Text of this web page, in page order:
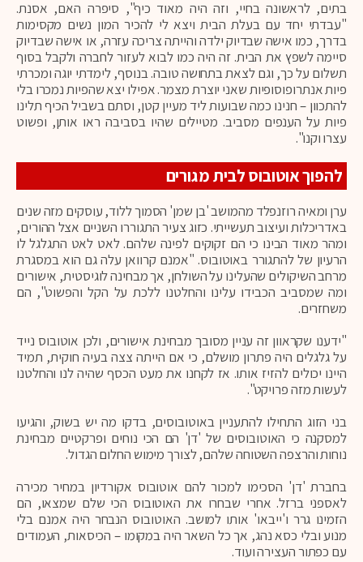
בתים, לראשונה בחיי, וזה היה מאוד כיף", סיפרה האם, אסנת.
"עבדתי יחד עם בעלת הבית ויצא לי להכיר המון נשים מקסימות
בדרך, כמו אישה שבדיוק ילדה והייתה צריכה עזרה, או אישה שבדיוק
סיימה לשפץ את הבית. זה היה כמו לבוא לעזור לחברה ולקבל בסוף
תשלום על כך, וגם לצאת בתחושה טובה. בנוסף, לימדתי יוגה ומכרתי
פיות אנתרופוסופיות שאני יוצרת מצמר. אפילו יצא שהפיות נמכרו בלי
להתכוון – חנינו כמה שבועות ליד מעיין קטן, וסתם בשביל הכיף תלינו
פיות על הענפים מסביב. מטיילים שהיו בסביבה ראו אותן, ופשוט
עצרו וקנו".
להפוך אוטובוס לבית מגורים
ערן ומאיה רוזנפלד מהמושב 'בן שמן' הסמוך ללוד, עוסקים מזה שנים
באדריכלות ועיצוב תעשייתי. כזוג צעיר התגוררו השניים אצל ההורים,
ומהר מאוד הבינו כי הם זקוקים לפינה שלהם. לאט לאט התגלגל לו
הרעיון של להתגורר באוטובוס. "אמנם קרוואן עלה גם הוא במסגרת
מרחב השיקולים שהעלינו על השולחן, אך מבחינה לוגיסטית, אישורים
ומה שמסביב הכבידו עלינו והחלטנו ללכת על הקל והפשוט", הם
משחזרים.
"ידענו שקראוון זה עניין מסובך מבחינת אישורים, ולכן אוטובוס נייד
על גלגלים היה פתרון מושלם, כי אם הייתה צצה בעיה חוקית, תמיד
היינו יכולים להזיז אותו. אז לקחנו את מעט הכסף שהיה לנו והחלטנו
לעשות מזה פרויקט".
בני הזוג התחילו להתעניין באוטובוסים, בדקו מה יש בשוק, והגיעו
למסקנה כי האוטובוסים של 'דן' הם הכי נוחים ופרקטיים מבחינת
נוחות והרצפה השטוחה שלהם, לצורך מימוש החלום הגדול.
בחברת 'דן' הסכימו למכור להם אוטובוס אקורדיון במחיר מכירה
לאספני ברזל. אחרי שבחרו את האוטובוס הכי שלם שמצאו, הם
הזמינו גרר ו'ייבאו' אותו למושב. האוטובוס הנבחר היה אמנם בלי
מנוע ובלי כסא נהג, אך כל השאר היה במקומו – הכיסאות, העמודים
עם כפתור העצירה ועוד.